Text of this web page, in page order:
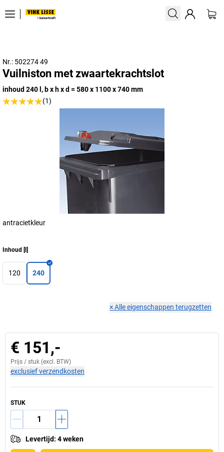
Nr.: 502274 49
Vuilniston met zwaartekrachtslot
inhoud 240 l, b x h x d = 580 x 1100 x 740 mm
(1)
antracietkleur
Inhoud [l]
120 240
×Alle eigenschappen terugzetten
€ 151,-
Prijs / stuk (excl. BTW)
exclusief verzendkosten
STUK
Levertijd: 4 weken